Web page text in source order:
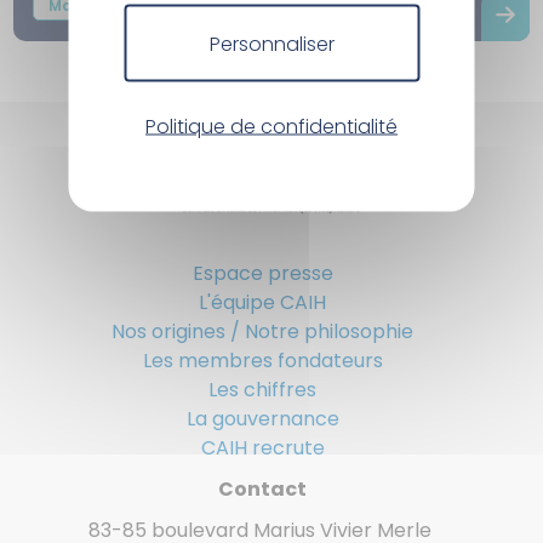
Personnaliser
Politique de confidentialité
Matériels Infrastructure
Espace presse
L'équipe CAIH
Nos origines / Notre philosophie
Les membres fondateurs
Les chiffres
La gouvernance
CAIH recrute
Contact
83-85 boulevard Marius Vivier Merle